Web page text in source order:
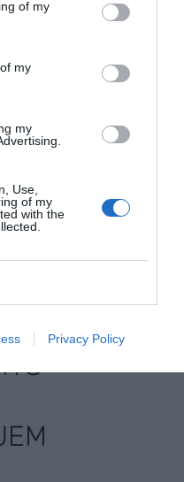
of my
my
my
Use,
of my
with the
Privacy Policy
del
Oliu espera
BBVA
transparent
completa"